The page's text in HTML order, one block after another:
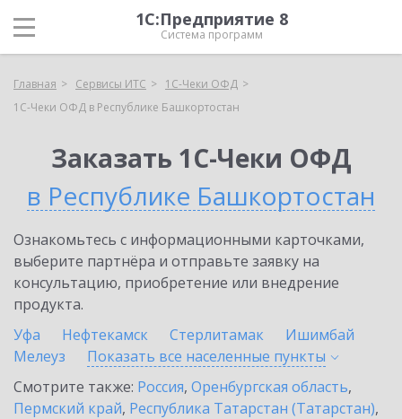
1С:Предприятие 8
Система программ
Главная Сервисы ИТС
1С-Чеки ОФД
1С-Чеки ОФД в Республике Башкортостан
Заказать 1С-Чеки ОФД
в Республике Башкортостан
Ознакомьтесь с информационными карточками,
выберите партнёра и отправьте заявку на
консультацию, приобретение или внедрение
продукта.
Уфа
Нефтекамск Стерлитамак
Ишимбай
Мелеуз
Показать все населенные пункты
Смотрите также: Россия, Оренбургская область,
Пермский край, Республика Татарстан (Татарстан),